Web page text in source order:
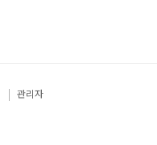
관리자